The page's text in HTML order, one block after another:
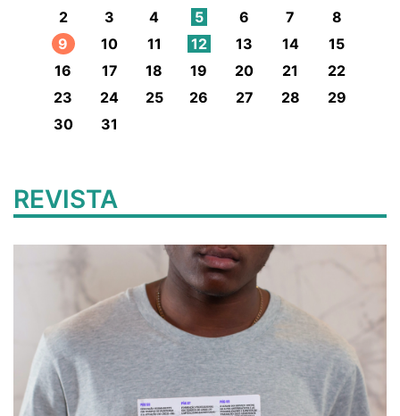
2
3 4 5 6 7
8
9
10 11 12 13 14
15
16
17 18 19 20 21
22
23
24 25 26 27 28
29
30
31
REVISTA